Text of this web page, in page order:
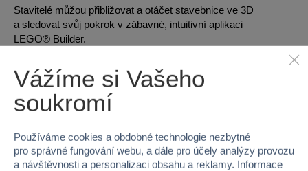
Stavitelé můžou přibližovat a otáčet stavebnice ve 3D
a sledovat svůj pokrok v zábavné, intuitivní aplikaci
LEGO® Builder.
Vážíme si Vašeho
soukromí
Používáme cookies a obdobné technologie nezbytné
pro správné fungování webu, a dále pro účely analýzy provozu
a návštěvnosti a personalizaci obsahu a reklamy. Informace